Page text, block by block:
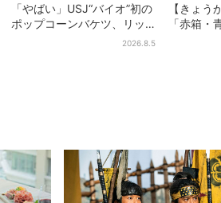
「やばい」USJ“バイオ”初の
ポップコーンバケツ、リッ
カーが背中に張りつく衝撃
2026.8.5
【きょう
「赤箱・
ー、大阪